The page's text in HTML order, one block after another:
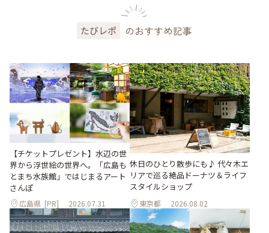
たびレポ のおすすめ記事
【チケットプレゼント】水辺の世
界から浮世絵の世界へ。「広島も
とまち水族館」ではじまるアート
さんぽ
広島県 [PR] 2026.07.31
休日のひとり散歩にも♪ 代々木エ
リアで巡る絶品ドーナツ＆ライフ
スタイルショップ
東京都 2026.08.02